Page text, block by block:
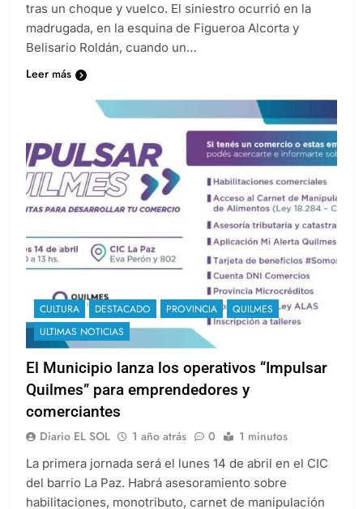
tras un choque y vuelco. El siniestro ocurrió en la
madrugada, en la esquina de Figueroa Alcorta y
Belisario Roldán, cuando un…
Leer más
CULTURA DESTACADO PROVINCIA
QUILMES
ULTIMAS NOTICIAS
El Municipio lanza los operativos “Impulsar
Quilmes” para emprendedores y
comerciantes
Diario EL SOL 1 año atrás 0 1 minutos
La primera jornada será el lunes 14 de abril en el CIC
del barrio La Paz. Habrá asesoramiento sobre
habilitaciones, monotributo, carnet de manipulación